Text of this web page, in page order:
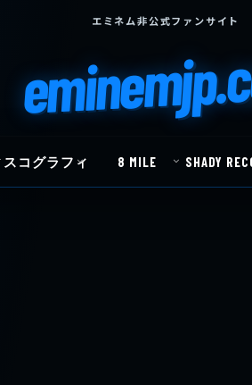
エミネム非公式ファンサイト
コグラフィ 8 MILE SHADY